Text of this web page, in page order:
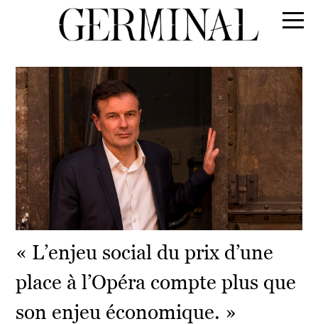
« L’enjeu social du prix d’une
place à l’Opéra compte plus que
son enjeu économique. »